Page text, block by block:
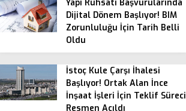
Yapı Ruhsatı Başvurularında
Dijital Dönem Başlıyor! BIM
Zorunluluğu İçin Tarih Belli
Oldu
İstoç Kule Çarşı İhalesi
Başlıyor! Ortak Alan İnce
İnşaat İşleri İçin Teklif Süreci
Resmen Açıldı